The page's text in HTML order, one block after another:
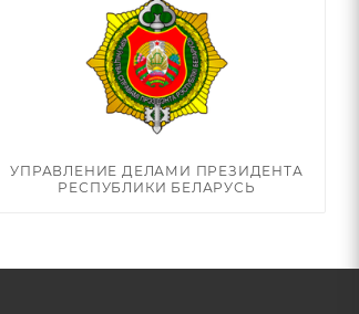
УПРАВЛЕНИЕ ДЕЛАМИ ПРЕЗИДЕНТА
РЕСПУБЛИКИ БЕЛАРУСЬ